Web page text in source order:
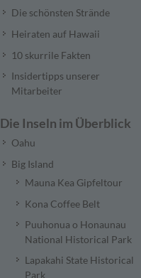
Die schönsten Strände
Heiraten auf Hawaii
10 skurrile Fakten
Insidertipps unserer
Mitarbeiter
Die Inseln im Überblick
Oahu
Big Island
Mauna Kea Gipfeltour
Kona Coffee Belt
Puuhonua o Honaunau
National Historical Park
Lapakahi State Historical
Park